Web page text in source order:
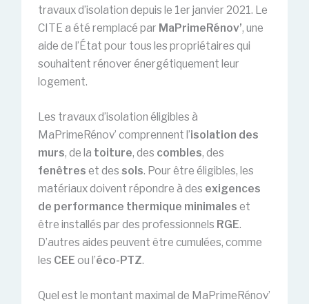
travaux d’isolation depuis le 1er janvier 2021. Le
CITE a été remplacé par MaPrimeRénov’, une
aide de l’État pour tous les propriétaires qui
souhaitent rénover énergétiquement leur
logement.
Les travaux d’isolation éligibles à
MaPrimeRénov’ comprennent l’isolation des
murs, de la toiture, des combles, des
fenêtres et des sols. Pour être éligibles, les
matériaux doivent répondre à des exigences
de performance thermique minimales et
être installés par des professionnels RGE.
D’autres aides peuvent être cumulées, comme
les CEE ou l’éco-PTZ.
Quel est le montant maximal de MaPrimeRénov’